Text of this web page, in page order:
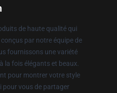
de haute qualité qui
par notre équipe de
fournissons une variété
la fois élégants et beaux.
pour montrer votre style
pour vous de partager